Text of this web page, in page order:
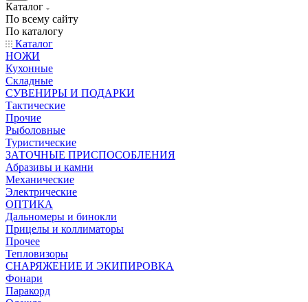
Каталог
По всему сайту
По каталогу
Каталог
НОЖИ
Кухонные
Складные
СУВЕНИРЫ И ПОДАРКИ
Тактические
Прочие
Рыболовные
Туристические
ЗАТОЧНЫЕ ПРИСПОСОБЛЕНИЯ
Абразивы и камни
Механические
Электрические
ОПТИКА
Дальномеры и бинокли
Прицелы и коллиматоры
Прочее
Тепловизоры
СНАРЯЖЕНИЕ И ЭКИПИРОВКА
Фонари
Паракорд